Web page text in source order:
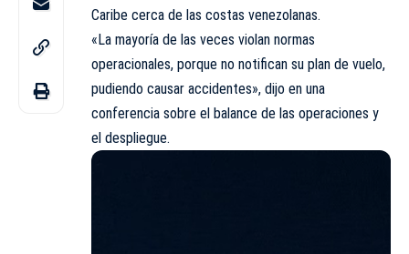
Caribe cerca de las costas venezolanas.
«La mayoría de las veces violan normas
operacionales, porque no notifican su plan de vuelo,
pudiendo causar accidentes», dijo en una
conferencia sobre el balance de las operaciones y
el despliegue.